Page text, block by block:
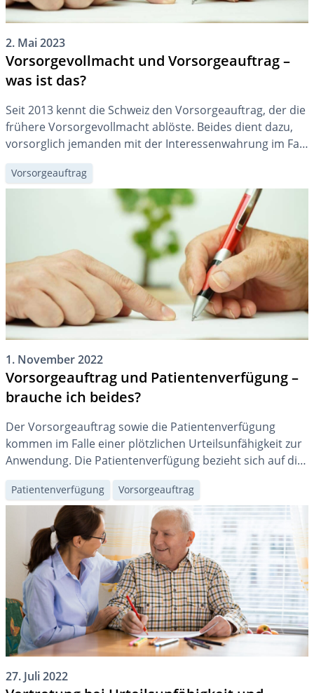
2. Mai 2023
Vorsorgevollmacht und Vorsorgeauftrag –
was ist das?
Seit 2013 kennt die Schweiz den Vorsorgeauftrag, der die
frühere Vorsorgevollmacht ablöste. Beides dient dazu,
vorsorglich jemanden mit der Interessenwahrung im Fall
der Urteilsunfähigkeit zu betrauen. Wir erklären Ihnen,
was die Gemeinsamkeiten und Unterschiede sind und
worauf es zu achten gilt.
Vorsorgeauftrag
1. November 2022
Vorsorgeauftrag und Patientenverfügung –
brauche ich beides?
Der Vorsorgeauftrag sowie die Patientenverfügung
kommen im Falle einer plötzlichen Urteilsunfähigkeit zur
Anwendung. Die Patientenverfügung bezieht sich auf die
Vertretung in medizinischen Fragen, der Vorsorgeauftrag
auf andere Lebensbereiche.
Patientenverfügung Vorsorgeauftrag
27. Juli 2022